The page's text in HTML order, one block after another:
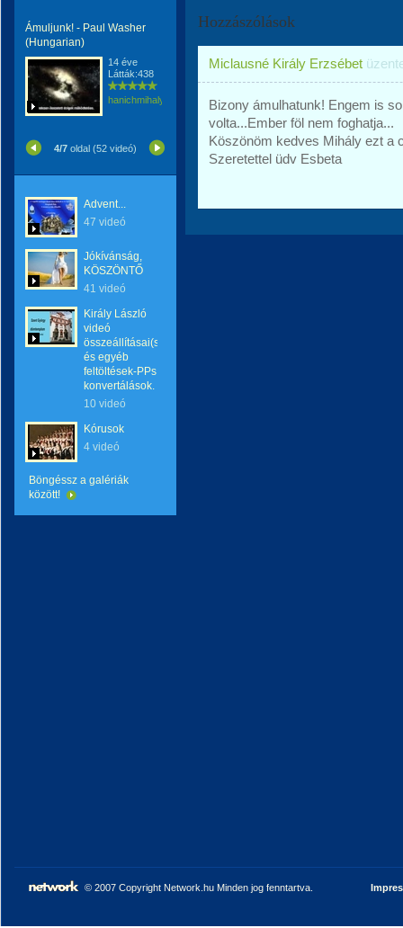
Ámuljunk! - Paul Washer
(Hungarian)
14 éve
Látták:438
hanichmihalyattila
4/7 oldal (52 videó)
Advent...
47 videó
Jókívánság,
KÖSZÖNTŐ
41 videó
Király László
videó
összeállításai(saját)
és egyéb
feltöltések-PPs
konvertálások.
10 videó
Kórusok
4 videó
Böngéssz a galériák
között!
Hozzászólások
Miclausné Király Erzsébet
Bizony ámulhatunk! Engem is
volta...Ember föl nem foghatja...
Köszönöm kedves Mihály ezt a
Szeretettel üdv Esbeta
© 2007 Copyright Network.hu Minden jog fenntartva.